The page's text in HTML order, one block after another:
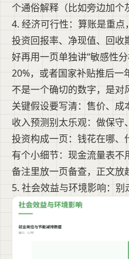
个通俗解释（比如旁边加个
4. 经济可行性：算账是重点
投资回报率、净现值、回
好再用一页单独讲“敏感性
20%，或者国家补贴推后一
不是一个确切的数字，是对
关键假设要写清：售价、成
收入预测别太乐观：做保守
投资构成一页：钱花在哪、
有个小细节：现金流量表不
备注里放一页备查，正文放
5. 社会效益与环境影响：别